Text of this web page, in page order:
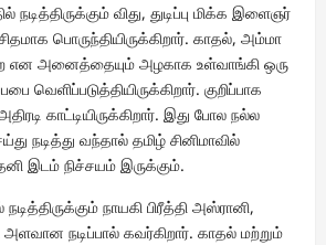
நடித்திருக்கும் விது, துடிப்பு மிக்க இளைஞர்
பொருந்தியிருக்கிறார். காதல், அம்மா
என அனைத்தையும் அழகாக உள்வாங்கி ஒரு
வெளிப்படுத்தியிருக்கிறார். குறிப்பாக
காட்டியிருக்கிறார். இது போல நல்ல
நடித்து வந்தால் தமிழ் சினிமாவில்
இடம் நிச்சயம் இருக்கும்.
நடித்திருக்கும் நாயகி பிரீத்தி அஸ்ரானி,
நடிப்பால் கவர்கிறார். காதல் மற்றும்